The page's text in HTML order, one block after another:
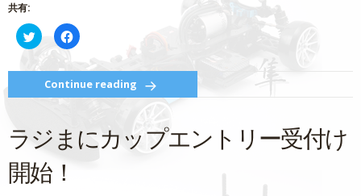
ウ
で
開
き
ま
す)
共有:
ク
リ
し
て
Twitter
で
(新
し
い
ウ
ィ
ン
ド
Facebook
で
有
す
る
に
は
ッ
ク
し
Continue reading
ラジまにカップエントリー受付け
開始！